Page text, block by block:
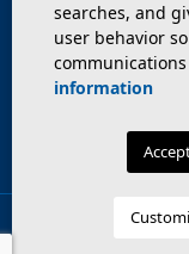
searches, and
user behavior
information